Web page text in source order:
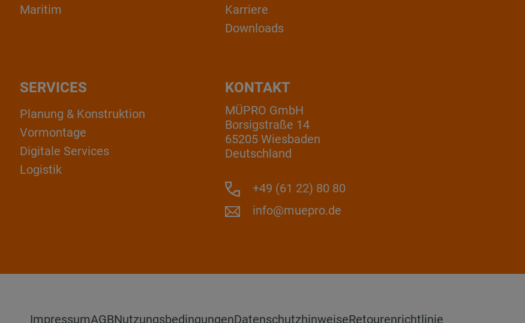
Maritim
Karriere
Downloads
KONTAKT
MÜPRO GmbH
Borsigstraße 14
65205 Wiesbaden
Deutschland
+49 (61 22) 80 80
info@muepro.de
SERVICES
Planung & Konstruktion
Vormontage
Digitale Services
Logistik
ImpressumAGBNutzungsbedingungenDatenschutzhinweiseRetourenrichtlinie